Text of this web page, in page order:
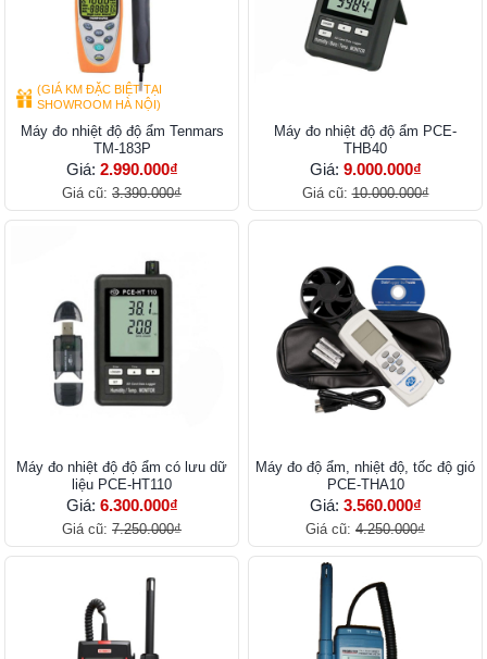
(GIÁ KM ĐẶC BIỆT TẠI
SHOWROOM HÀ NỘI)
Máy đo nhiệt độ độ ẩm Tenmars
TM-183P
Giá: 2.990.000₫
Giá cũ: 3.390.000₫
Máy đo nhiệt độ độ ẩm PCE-
THB40
Giá: 9.000.000₫
Giá cũ:10.000.000₫
Máy đo nhiệt độ độ ẩm có lưu dữ
liệu PCE-HT110
Giá: 6.300.000₫
Giá cũ: 7.250.000₫
Máy đo độ ẩm, nhiệt độ, tốc độ gió
PCE-THA10
Giá: 3.560.000₫
Giá cũ: 4.250.000₫